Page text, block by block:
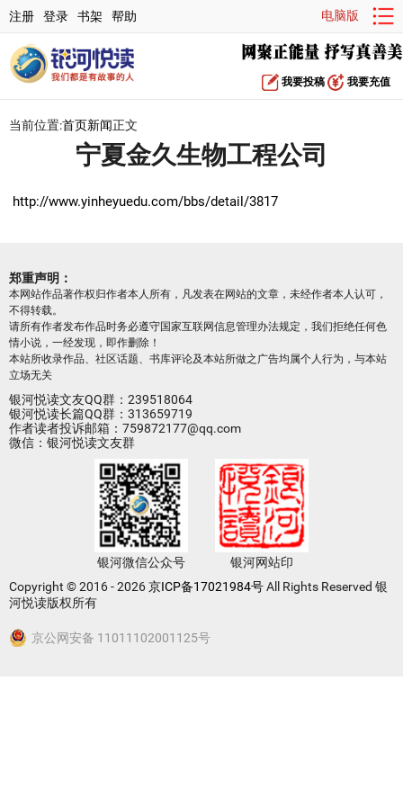
注册 登录 书架 帮助 电脑版
我要投稿 我要充值
当前位置:首页新闻正文
宁夏金久生物工程公司
http://www.yinheyuedu.com/bbs/detail/3817
郑重声明：
本网站作品著作权归作者本人所有，凡发表在网站的文章，未经作者本人认可，
不得转载。
请所有作者发布作品时务必遵守国家互联网信息管理办法规定，我们拒绝任何色
情小说，一经发现，即作删除！
本站所收录作品、社区话题、书库评论及本站所做之广告均属个人行为，与本站
立场无关
银河悦读文友QQ群：239518064
银河悦读长篇QQ群：313659719
作者读者投诉邮箱：759872177@qq.com
微信：银河悦读文友群
银河微信公众号
银河网站印
Copyright © 2016 - 2026京ICP备17021984号All Rights Reserved 银
河悦读版权所有
京公网安备 11011102001125号